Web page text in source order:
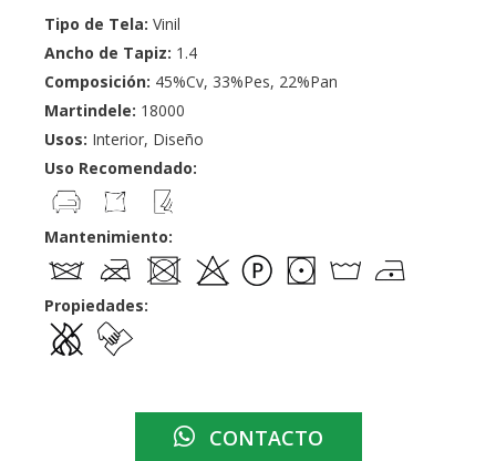
Tipo de Tela: Vinil
Ancho de Tapiz: 1.4
Composición: 45%Cv, 33%Pes, 22%Pan
Martindele: 18000
Usos: Interior, Diseño
Uso Recomendado:
Mantenimiento:
Propiedades:
CONTACTO